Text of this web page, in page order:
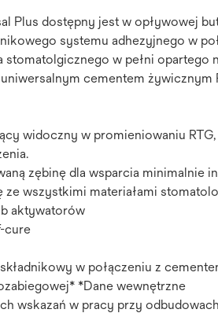
Plus dostępny jest w opływowej
systemu adhezyjnego w
stomatolgicznego w pełni
cementem żywicznym
widoczny w promieniowaniu
zębinę dla wsparcia minimalnie
ze wszystkimi materiałami
aktywatorów
cure
w połączeniu z
*Dane wewnętrzne
wskazań w pracy przy